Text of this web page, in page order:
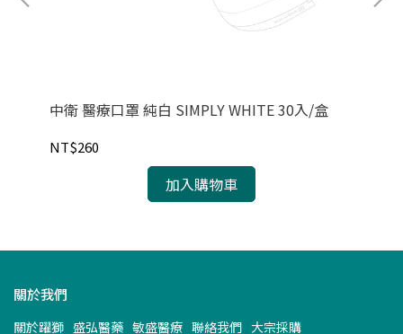
中衛 醫療口罩 純白 SIMPLY WHITE 30入/盒
NT$260
加入購物車
關於我們
關於躍獅 盛弘醫藥 敏盛醫療 聯絡我們 大宗採購